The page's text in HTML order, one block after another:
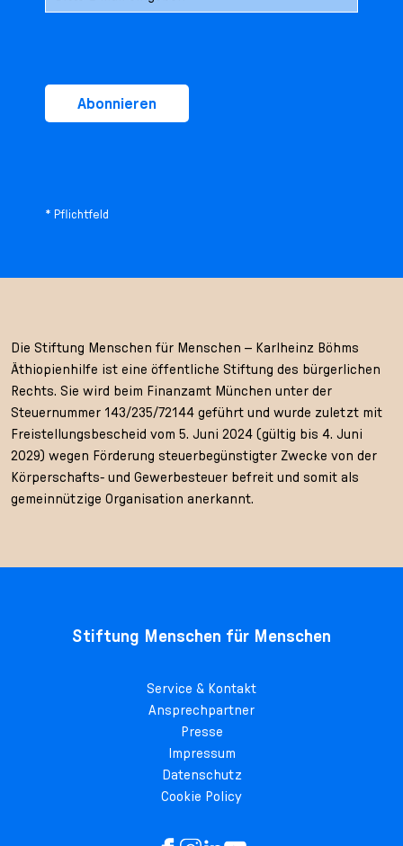
Abonnieren
* Pflichtfeld
Die Stiftung Menschen für Menschen – Karlheinz Böhms
Äthiopienhilfe ist eine öffentliche Stiftung des bürgerlichen
Rechts. Sie wird beim Finanzamt München unter der
Steuernummer 143/235/72144 geführt und wurde zuletzt mit
Freistellungsbescheid vom 5. Juni 2024 (gültig bis 4. Juni
2029) wegen Förderung steuerbegünstigter Zwecke von der
Körperschafts- und Gewerbesteuer befreit und somit als
gemeinnützige Organisation anerkannt.
Stiftung Menschen für Menschen
Service & Kontakt
Ansprechpartner
Presse
Impressum
Datenschutz
Cookie Policy